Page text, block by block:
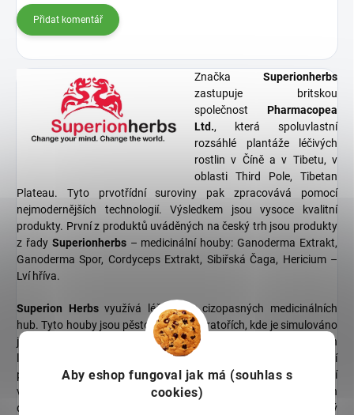
Aby eshop fungoval jak má (souhlas s
cookies)
Přidat komentář
Značka Superionherbs
zastupuje britskou
společnost Pharmacopea
Ltd., která spoluvlastní
rozsáhlé plantáže léčivých
rostlin v Číně a v Tibetu, v
oblasti Third Pole, Tibetan
Plateau. Tyto prvotřídní suroviny pak zpracovává pomocí
nejmodernějších technologií. Výsledkem jsou vysoce kvalitní
produkty. První z produktů uváděných na český trh jsou produkty
z řady Superionherbs– medicinální houby: Ganoderma Extrakt,
Ganoderma Spor, Cordyceps Extrakt, Sibiřská Čaga, Hericium –
Lví hříva.
Superion Herbsvyužívá léčivé síly cizopasných medicinálních
hub. Tyto houby jsou pěstovány v laboratořích, kde je simulováno
jejich přirozené prostředí. Obsahují vysoké množství účinných
látek, dokonce vyšší, než divoce rostoucí houby. Zpracování
probíhá šetrnýmimoderními metodami, které zaručují zachování
všech účinných látek a zároveň vysokou účinnost potravinových
doplňků. K zákazníkovi se tak dostane vysoce kvalitní potravinový